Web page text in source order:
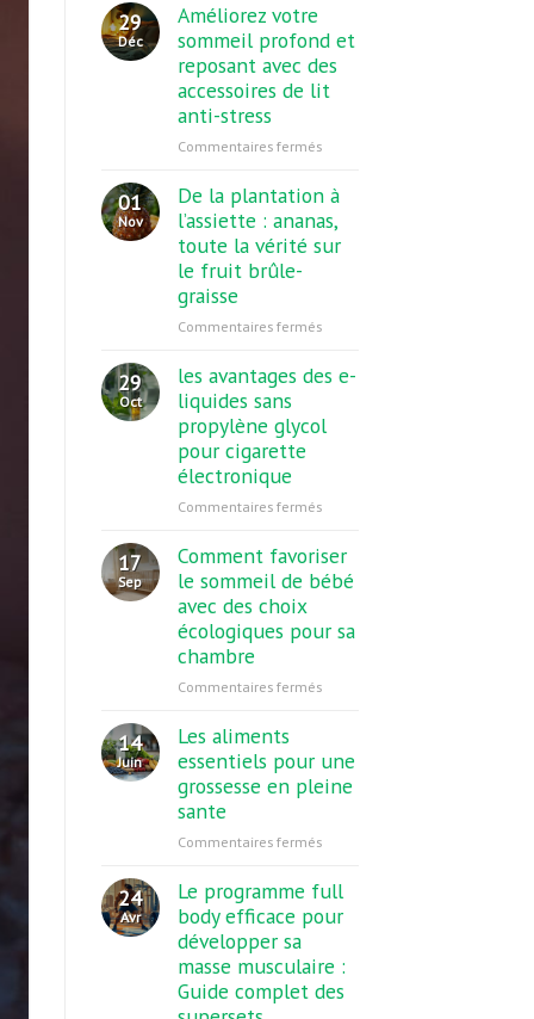
hospitalière
reconversion
:
choisir
bonne
voie
29
Déc
Améliorez votre
sommeil profond et
reposant avec des
accessoires de lit
anti-stress
Commentaires ferméssur
votre
sommeil
profond
et
des
de
anti-
stress
01
Nov
De la plantation à
l’assiette : ananas,
toute la vérité sur
le fruit brûle-
graisse
Commentaires ferméssur
la
à
l’assiette
toute
vérité
sur
brûle-
29
Oct
les avantages des e-
liquides sans
propylène glycol
pour cigarette
électronique
Commentaires ferméssur
avantages
des
sans
glycol
électronique
17
Sep
Comment favoriser
le sommeil de bébé
avec des choix
écologiques pour sa
chambre
Commentaires ferméssur
le
sommeil
de
avec
choix
écologiques
chambre
14
Juin
Les aliments
essentiels pour une
grossesse en pleine
sante
Commentaires ferméssur
aliments
essentiels
grossesse
en
24
Avr
Le programme full
body efficace pour
développer sa
masse musculaire :
Guide complet des